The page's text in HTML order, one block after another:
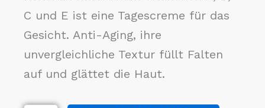
C und E ist eine Tagescreme für das
Gesicht. Anti-Aging, ihre
unvergleichliche Textur füllt Falten
auf und glättet die Haut.